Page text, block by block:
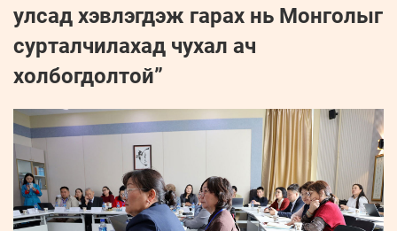
улсад хэвлэгдэж гарах нь Монголыг
сурталчилахад чухал ач
холбогдолтой”